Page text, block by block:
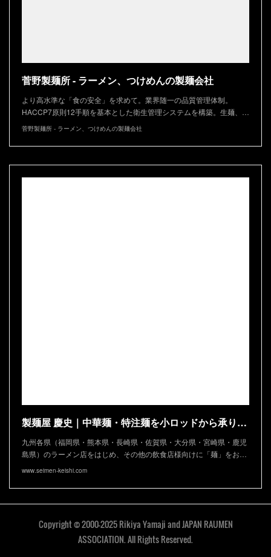
菅野製麺所 - ラーメン、つけめんの製麺会社
より高水準な「食の安全」を求めて。業界随一の品質管理体制。
HACCP7原則12手順を基本とした衛生管理システムを構築。生麺、…
菅野製麺所 - ラーメン、つけめんの製麺会社
製麺屋 慶史｜中華麺・特注麺を小ロッドから承ります
九州各県（福岡県・熊本県・長崎県・佐賀県・大分県・宮崎県・鹿児
島県）のラーメン店をはじめ、その他の飲食店様向けに「麺」をお…
www.seimen-keishi.com
Copyright © 2000-2025 Rikiya Yamaji and JAPAN RAUMEN
ASSOCIATION. All Rights Reserved.